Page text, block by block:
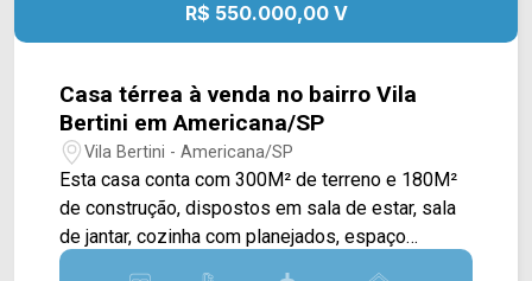
R$ 550.000,00 V
Casa térrea à venda no bairro Vila
Bertini em Americana/SP
Vila Bertini - Americana/SP
Esta casa conta com 300M² de terreno e 180M²
de construção, dispostos em sala de estar, sala
de jantar, cozinha com planejados, espaço
gourmet com churrasqueira, armários e quarto